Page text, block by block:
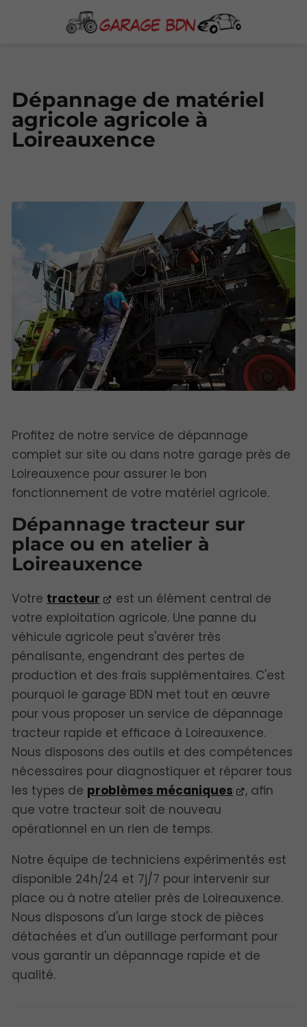
Dépannage de matériel
agricole agricole à
Loireauxence
Profitez de notre service de dépannage
complet sur site ou dans notre garage près de
Loireauxence pour assurer le bon
fonctionnement de votre matériel agricole.
Dépannage tracteur sur
place ou en atelier à
Loireauxence
Votre tracteur
est un élément central de
votre exploitation agricole. Une panne du
véhicule agricole peut s'avérer très
pénalisante, engendrant des pertes de
production et des frais supplémentaires. C'est
pourquoi le garage BDN met tout en œuvre
pour vous proposer un service de dépannage
tracteur rapide et efficace à Loireauxence.
Nous disposons des outils et des compétences
nécessaires pour diagnostiquer et réparer tous
les types de problèmes mécaniques
, afin
que votre tracteur soit de nouveau
opérationnel en un rien de temps.
Notre équipe de techniciens expérimentés est
disponible 24h/24 et 7j/7 pour intervenir sur
place ou à notre atelier près de Loireauxence.
Nous disposons d'un large stock de pièces
détachées et d'un outillage performant pour
vous garantir un dépannage rapide et de
qualité.